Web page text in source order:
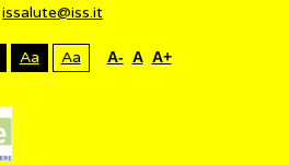
issalute@iss.it
Aa Aa A- A A+